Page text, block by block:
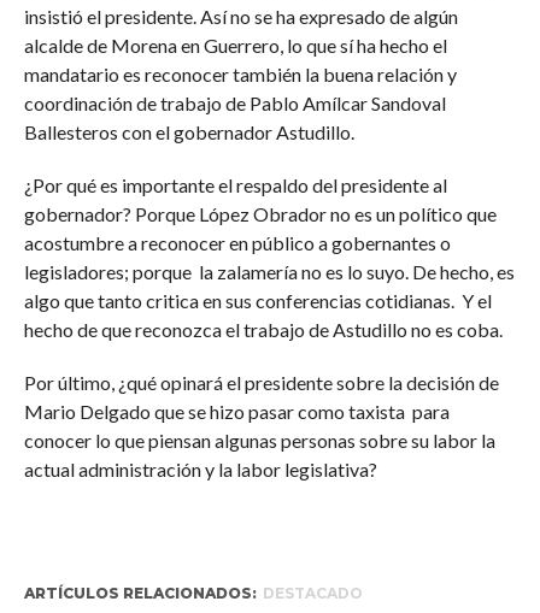
insistió el presidente. Así no se ha expresado de algún
alcalde de Morena en Guerrero, lo que sí ha hecho el
mandatario es reconocer también la buena relación y
coordinación de trabajo de Pablo Amílcar Sandoval
Ballesteros con el gobernador Astudillo.
¿Por qué es importante el respaldo del presidente al
gobernador? Porque López Obrador no es un político que
acostumbre a reconocer en público a gobernantes o
legisladores; porque la zalamería no es lo suyo. De hecho, es
algo que tanto critica en sus conferencias cotidianas. Y el
hecho de que reconozca el trabajo de Astudillo no es coba.
Por último, ¿qué opinará el presidente sobre la decisión de
Mario Delgado que se hizo pasar como taxista para
conocer lo que piensan algunas personas sobre su labor la
actual administración y la labor legislativa?
ARTÍCULOS RELACIONADOS: DESTACADO